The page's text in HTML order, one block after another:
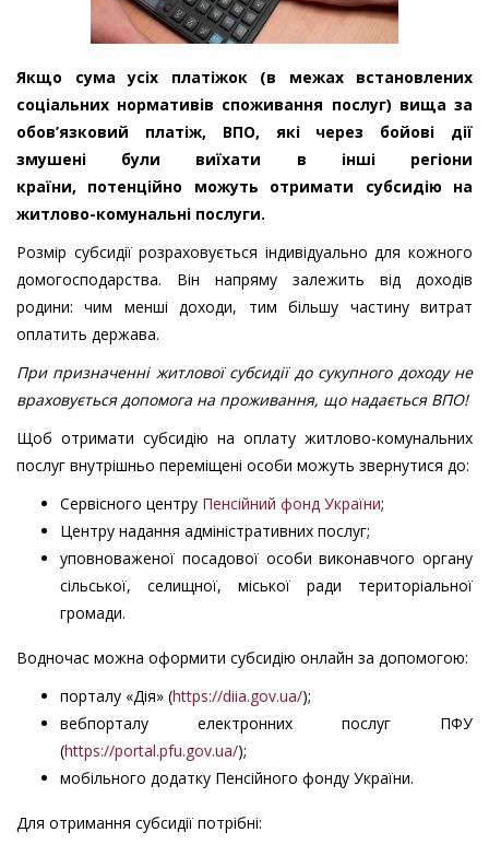
Якщо сума усіх платіжок (в межах встановлених
соціальних нормативів споживання послуг) вища за
обов’язковий платіж, ВПО, які через бойові дії
змушені були виїхати в інші регіони
країни, потенційно можуть отримати субсидію на
житлово-комунальні послуги.
Розмір субсидії розраховується індивідуально для кожного
домогосподарства. Він напряму залежить від доходів
родини: чим менші доходи, тим більшу частину витрат
оплатить держава.
При призначенні житлової субсидії до сукупного доходу не
враховується допомога на проживання, що надається ВПО!
Щоб отримати субсидію на оплату житлово-комунальних
послуг внутрішньо переміщені особи можуть звернутися до:
Сервісного центру Пенсійний фонд України;
Центру надання адміністративних послуг;
уповноваженої посадової особи виконавчого органу
сільської, селищної, міської ради територіальної
громади.
Водночас можна оформити субсидію онлайн за допомогою:
порталу «Дія» (https://diia.gov.ua/);
вебпорталу електронних послуг ПФУ
(https://portal.pfu.gov.ua/);
мобільного додатку Пенсійного фонду України.
Для отримання субсидії потрібні: